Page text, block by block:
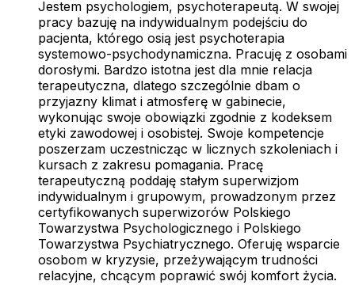
Jestem psychologiem, psychoterapeutą. W swojej
pracy bazuję na indywidualnym podejściu do
pacjenta, którego osią jest psychoterapia
systemowo-psychodynamiczna. Pracuję z osobami
dorosłymi. Bardzo istotna jest dla mnie relacja
terapeutyczna, dlatego szczególnie dbam o
przyjazny klimat i atmosferę w gabinecie,
wykonując swoje obowiązki zgodnie z kodeksem
etyki zawodowej i osobistej. Swoje kompetencje
poszerzam uczestnicząc w licznych szkoleniach i
kursach z zakresu pomagania. Pracę
terapeutyczną poddaję stałym superwizjom
indywidualnym i grupowym, prowadzonym przez
certyfikowanych superwizorów Polskiego
Towarzystwa Psychologicznego i Polskiego
Towarzystwa Psychiatrycznego. Oferuję wsparcie
osobom w kryzysie, przeżywającym trudności
relacyjne, chcącym poprawić swój komfort życia.